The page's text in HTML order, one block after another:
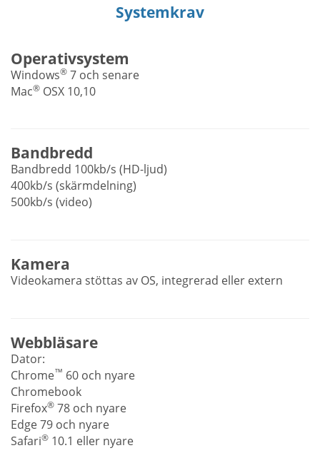
Systemkrav
Operativsystem
Windows® 7 och senare
Mac® OSX 10,10
Bandbredd
Bandbredd 100kb/s (HD-ljud)
400kb/s (skärmdelning)
500kb/s (video)
Kamera
Videokamera stöttas av OS, integrerad eller extern
Webbläsare
Dator:
Chrome™ 60 och nyare
Chromebook
Firefox® 78 och nyare
Edge 79 och nyare
Safari® 10.1 eller nyare